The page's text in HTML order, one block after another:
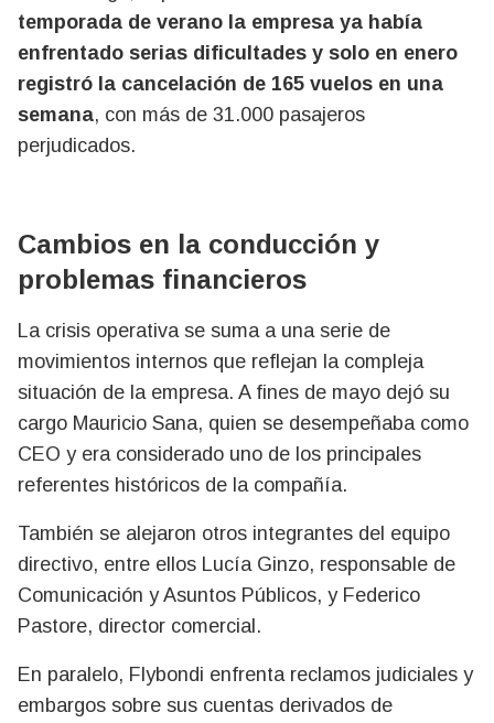
temporada de verano la empresa ya había
enfrentado serias dificultades y solo en enero
registró la cancelación de 165 vuelos en una
semana, con más de 31.000 pasajeros
perjudicados.
Cambios en la conducción y
problemas financieros
La crisis operativa se suma a una serie de
movimientos internos que reflejan la compleja
situación de la empresa. A fines de mayo dejó su
cargo Mauricio Sana, quien se desempeñaba como
CEO y era considerado uno de los principales
referentes históricos de la compañía.
También se alejaron otros integrantes del equipo
directivo, entre ellos Lucía Ginzo, responsable de
Comunicación y Asuntos Públicos, y Federico
Pastore, director comercial.
En paralelo, Flybondi enfrenta reclamos judiciales y
embargos sobre sus cuentas derivados de